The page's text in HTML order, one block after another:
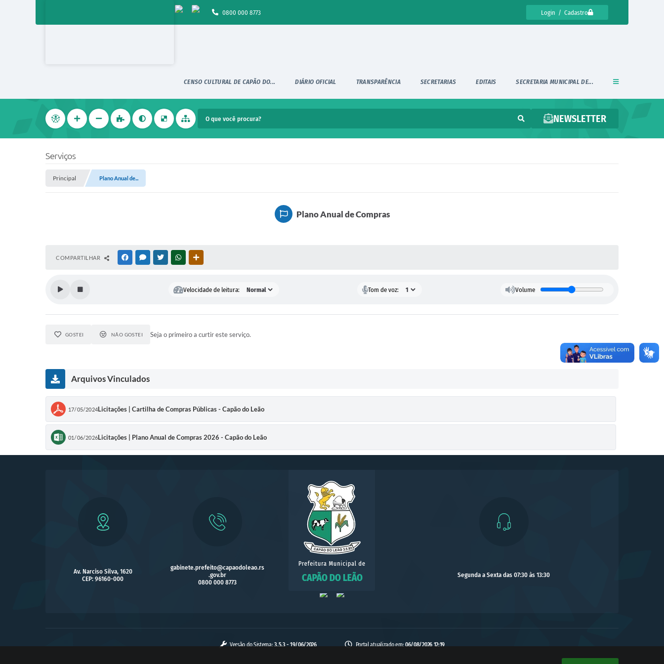
Login / Cadastro
0800 000 8773
CENSO CULTURAL DE CAPÃO DO... DIÁRIO OFICIAL TRANSPARÊNCIA SECRETARIAS EDITAIS SECRETARIA MUNICIPAL DE...
NEWSLETTER
Serviços
Principal Plano Anual de...
Plano Anual de Compras
COMPARTILHAR FACEBOOKMESSENGER
TWITTERWHATSAPP
Velocidade de leitura: Tom de voz: Volume
GOSTEI NÃO GOSTEI Seja o primeiro a curtir este serviço.
Arquivos Vinculados
17/05/2024Licitações | Cartilha de Compras Públicas - Capão do Leão
01/06/2026Licitações | Plano Anual de Compras 2026 - Capão do Leão
Av. Narciso Silva, 1620
CEP: 96160-000
gabinete.prefeito@capaodoleao.rs
.gov.br
0800 000 8773
Segunda a Sexta das 07:30 às 13:30
Versão do Sistema:3.5.3 - 19/06/2026 Portal atualizado em:06/08/2026 12:19